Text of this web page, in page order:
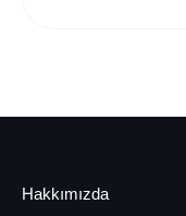
Hakkımızda